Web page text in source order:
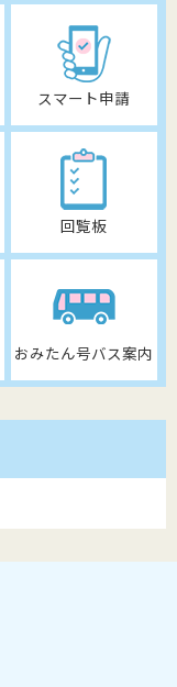
スマート申請
回覧板
おみたん号バス案内